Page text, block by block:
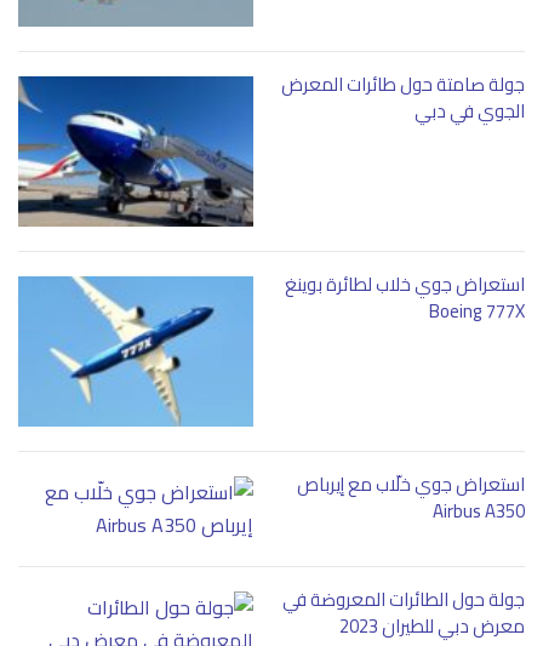
جولة صامتة حول طائرات المعرض
الجوي في دبي
استعراض جوي خلاب لطائرة بوينغ
Boeing 777X
استعراض جوي خلّاب مع إيرباص
Airbus A350
جولة حول الطائرات المعروضة في
معرض دبي للطيران 2023